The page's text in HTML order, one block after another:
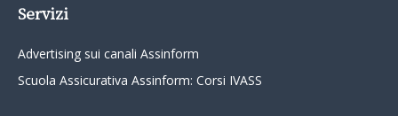
Servizi
Advertising sui canali Assinform
Scuola Assicurativa Assinform: Corsi IVASS